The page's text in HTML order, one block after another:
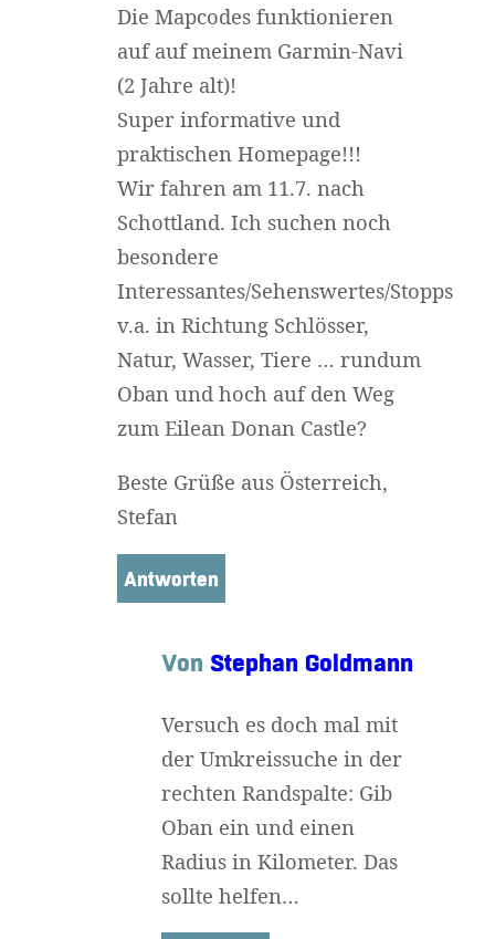
Die Mapcodes funktionieren
auf auf meinem Garmin-Navi
(2 Jahre alt)!
Super informative und
praktischen Homepage!!!
Wir fahren am 11.7. nach
Schottland. Ich suchen noch
besondere
Interessantes/Sehenswertes/Stopps
v.a. in Richtung Schlösser,
Natur, Wasser, Tiere … rundum
Oban und hoch auf den Weg
zum Eilean Donan Castle?
Beste Grüße aus Österreich,
Stefan
Antworten
Von Stephan Goldmann
Versuch es doch mal mit
der Umkreissuche in der
rechten Randspalte: Gib
Oban ein und einen
Radius in Kilometer. Das
sollte helfen…